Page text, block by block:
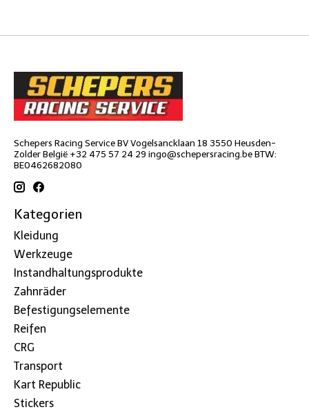
Schepers Racing Service BV Vogelsancklaan 18 3550 Heusden-
Zolder België +32 475 57 24 29 ingo@schepersracing.beBTW:
BE0462682080
Kategorien
Kleidung
Werkzeuge
Instandhaltungsprodukte
Zahnräder
Befestigungselemente
Reifen
CRG
Transport
Kart Republic
Stickers